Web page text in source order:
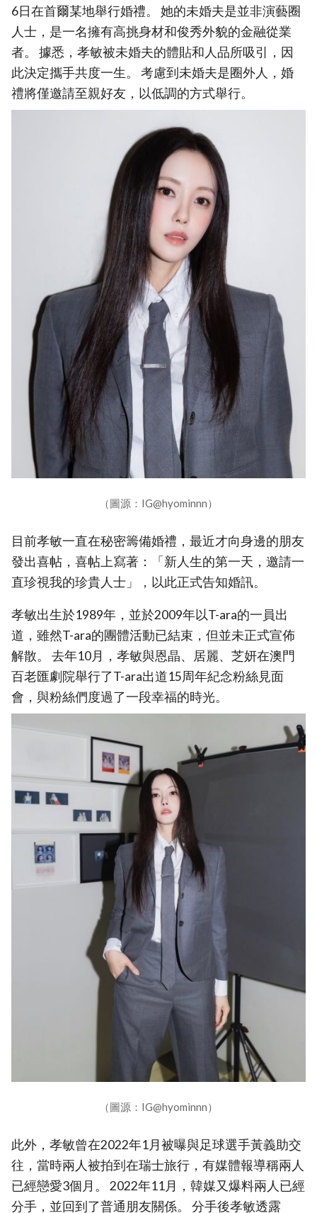
6日在首爾某地舉行婚禮。 她的未婚夫是並非演藝圈
人士，是一名擁有高挑身材和俊秀外貌的金融從業
者。 據悉，孝敏被未婚夫的體貼和人品所吸引，因
此決定攜手共度一生。 考慮到未婚夫是圈外人，婚
禮將僅邀請至親好友，以低調的方式舉行。
（圖源：IG@hyominnn）
目前孝敏一直在秘密籌備婚禮，最近才向身邊的朋友
發出喜帖，喜帖上寫著：「新人生的第一天，邀請一
直珍視我的珍貴人士」，以此正式告知婚訊。
孝敏出生於1989年，並於2009年以T-ara的一員出
道，雖然T-ara的團體活動已結束，但並未正式宣佈
解散。 去年10月，孝敏與恩晶、居麗、芝妍在澳門
百老匯劇院舉行了T-ara出道15周年紀念粉絲見面
會，與粉絲們度過了一段幸福的時光。
（圖源：IG@hyominnn）
此外，孝敏曾在2022年1月被曝與足球選手黃義助交
往，當時兩人被拍到在瑞士旅行，有媒體報導稱兩人
已經戀愛3個月。 2022年11月，韓媒又爆料兩人已經
分手，並回到了普通朋友關係。 分手後孝敏透露